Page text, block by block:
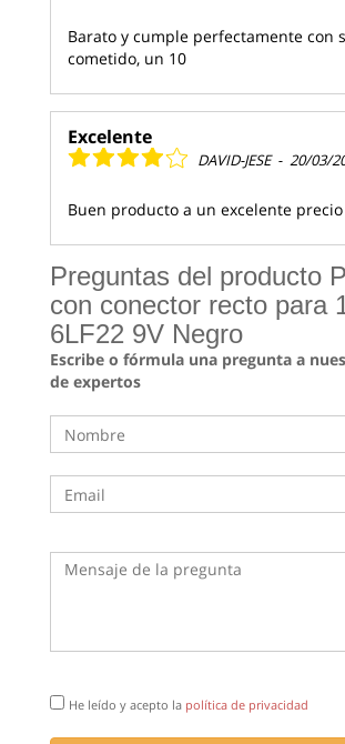
Barato y cumple perfectamente con
cometido, un 10
Excelente
DAVID-JESE - 20/03/
Buen producto a un excelente precio
Preguntas del producto
con conector recto para
6LF22 9V Negro
Escribe o fórmula una pregunta a
de expertos
He leído y acepto la política de privacidad